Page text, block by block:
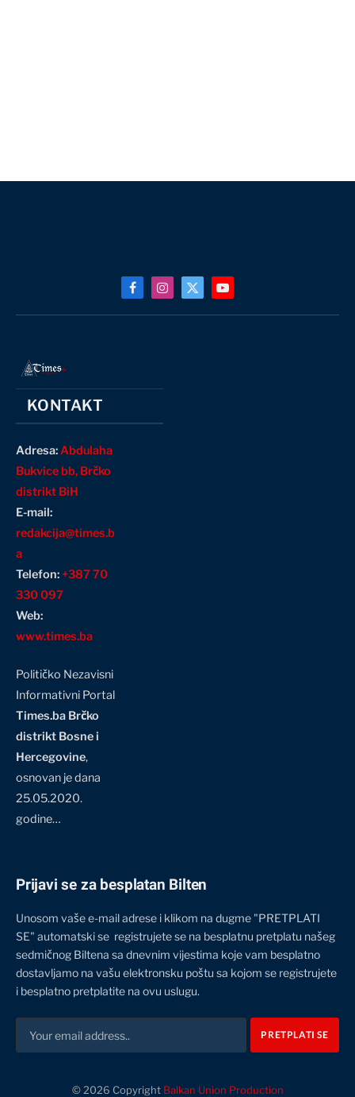
FacebookInstagram
X
(Twitter)
YouTube
KONTAKT
Adresa:Abdulaha
Bukvice bb, Brčko
distrikt BiH
E-mail:
redakcija@times.b
a
Telefon:+387 70
330 097
Web:
www.times.ba
Političko Nezavisni
Informativni Portal
Times.ba Brčko
distrikt Bosne i
Hercegovine,
osnovan je dana
25.05.2020.
godine…
Prijavi se za besplatan Bilten
Unosom vaše e-mail adrese i klikom na dugme "PRETPLATI
SE" automatski se registrujete se na besplatnu pretplatu našeg
sedmičnog Biltena sa dnevnim vijestima koje vam besplatno
dostavljamo na vašu elektronsku poštu sa kojom se registrujete
i besplatno pretplatite na ovu uslugu.
© 2026 Copyright Balkan Union Production